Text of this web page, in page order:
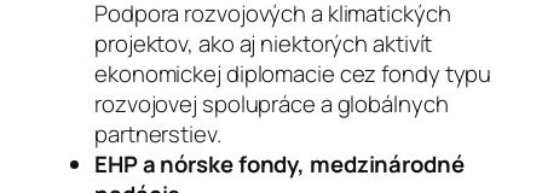
Podpora rozvojových a klimatických
projektov, ako aj niektorých aktivít
ekonomickej diplomacie cez fondy typu
rozvojovej spolupráce a globálnych
partnerstiev.
EHP a nórske fondy, medzinárodné